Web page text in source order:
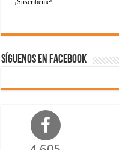
Síguenos en Facebook